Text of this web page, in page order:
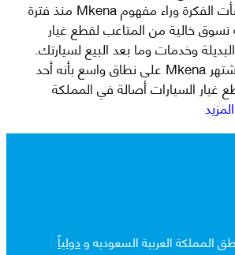
المثال لا الحصر. نشأت الفكرة وراء مفهوم Mkena منذ فترة
خالية من المتاعب لقطع غيار
وخدمات وما بعد البيع لسيارتك.
ومنذ ذلك الحين ، اشتهر Mkena على نطاق واسع بأنه أحد
السيارات أصالة في المملكة
المملكة العربية السعوديه ودولياً